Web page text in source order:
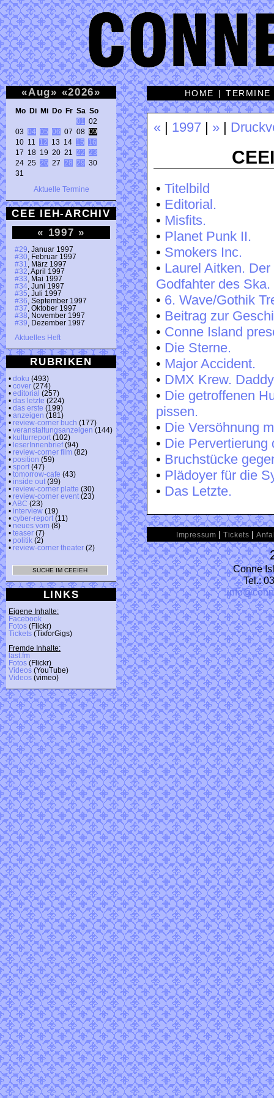
«Aug» «2026»
Mo Di Mi Do Fr Sa So
01
02
03 04 05 06 07 08 09
10 11 12 13 14 15
16
17 18 19 20 21 22
23
24 25 26 27 28 29 30
31
Aktuelle Termine
CEE IEH-ARCHIV
« 1997 »
#29 , Januar 1997
#30 , Februar 1997
#31
, März 1997
#32 , April 1997
#33 , Mai 1997
#34 , Juni 1997
#35 , Juli 1997
#36 , September 1997
#37 , Oktober 1997
#38 , November 1997
#39 , Dezember 1997
Aktuelles Heft
RUBRIKEN
• doku (493)
• cover (274)
• editorial (257)
• das letzte (224)
• das erste (199)
• anzeigen (181)
• review-corner buch (177)
• veranstaltungsanzeigen (144)
• kulturreport (102)
• leserInnenbrief(94)
• review-corner film (82)
• position (59)
• sport (47)
• tomorrow-cafe (43)
• inside out (39)
• review-corner platte (30)
• review-corner event (23)
•ABC (23)
• interview (19)
• cyber-report (11)
• neues vom (8)
• teaser (7)
• politik (2)
• review-corner theater (2)
LINKS
Eigene Inhalte:
Facebook
Fotos (Flickr)
Tickets (TixforGigs)
Fremde Inhalte:
last.fm
Fotos (Flickr)
Videos (YouTube)
Videos (vimeo)
HOME |TERMINE
« 1997 »
• Titelbild
• Editorial.
• Misfits.
• Planet Punk II.
• Smokers Inc.
• Laurel Aitken.
Godfahter des Ska.
• 6. Wave/Gothik
• Beitrag zur
• Conne Island
• Die Sterne.
• Major Accident.
• DMX Krew.
• Die getroffenen
pissen.
• Die Versöhnung
• Die Pervertierung
• Bruchstücke
• Plädoyer für die
• Das Letzte.
Impressum |Tickets |
Conne
Tel.: